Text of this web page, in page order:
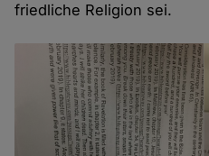
friedliche Religion sei.